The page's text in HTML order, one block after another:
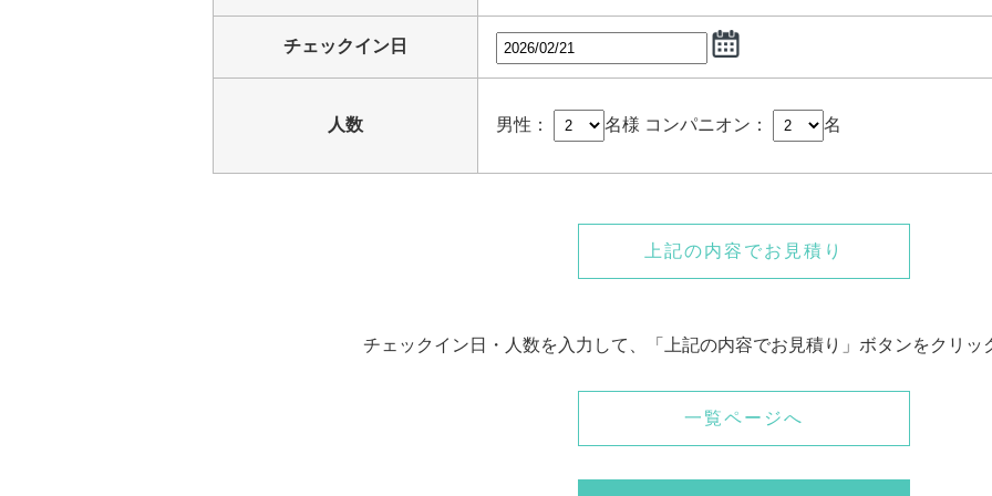
チェックイン日
人数 男性： 名様 コンパニオン： 名
上記の内容でお見積り
チェックイン日・人数を入力して、「上記の内容でお見積り」ボタンをクリッ
一覧ページへ